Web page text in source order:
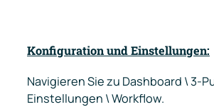
Konfiguration und Einstellungen:
Navigieren Sie zu Dashboard \ 3-
Einstellungen \ Workflow.